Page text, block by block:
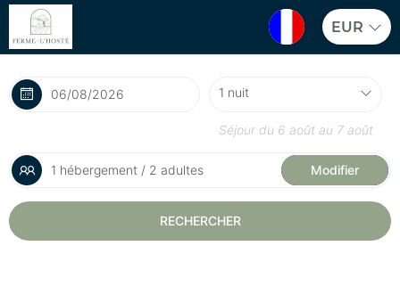
EUR
Séjour du 6 août au 7 août
1 hébergement / 2 adultes Modifier